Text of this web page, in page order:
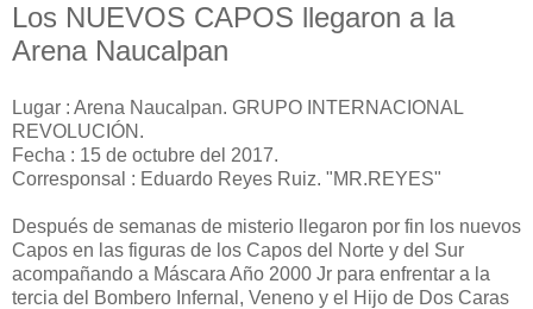
Los NUEVOS CAPOS llegaron a la
Arena Naucalpan
Lugar : Arena Naucalpan. GRUPO INTERNACIONAL
REVOLUCIÓN.
Fecha : 15 de octubre del 2017.
Corresponsal : Eduardo Reyes Ruiz. "MR.REYES"
Después de semanas de misterio llegaron por fin los nuevos
Capos en las figuras de los Capos del Norte y del Sur
acompañando a Máscara Año 2000 Jr para enfrentar a la
tercia del Bombero Infernal, Veneno y el Hijo de Dos Caras